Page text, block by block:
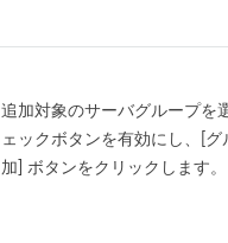
追加対象のサーバグループを
ェックボタンを有効にし、[グ
加] ボタンをクリックします。